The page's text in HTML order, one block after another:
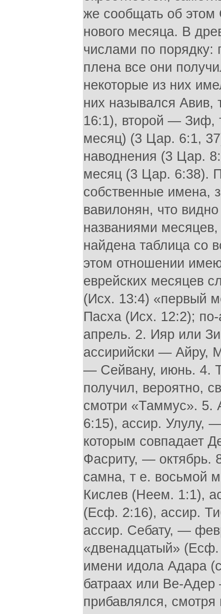
же сообщать об этом
нового месяца. В
числами по порядку:
плена все они
некоторые из них
них назывался Авив,
16:1), второй — Зиф,
месяц) (3 Цар. 6:1,
наводнения (3 Цар.
месяц (3 Цар. 6:38).
собственные имена,
вавилонян, что
названиями
найдена таблица со
этом отношении
еврейских месяцев
(Исх. 13:4) «первый
Пасха (Исх. 12:2); по-
апрель. 2. Ияр или
ассирийски — Айру,
— Сейвану, июнь. 4.
получил, вероятно,
смотри «Таммус». 5.
6:15), ассир. Улулу,
которым совпадает
Фасриту, — октябрь.
самна, т е. восьмой
Кислев (Неем. 1:1),
(Есф. 2:16), ассир.
ассир. Себату, —
«двенадцатый»
имени идола Адара
батраах или Ве-
прибавлялся, смотря